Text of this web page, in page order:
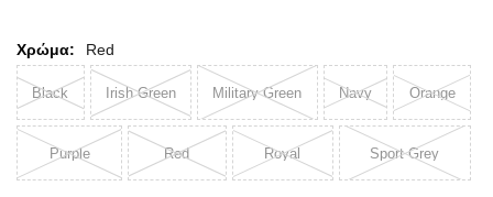
Χρώμα: Red
Black Irish Green Military Green Navy Orange
Purple Red Royal Sport Grey